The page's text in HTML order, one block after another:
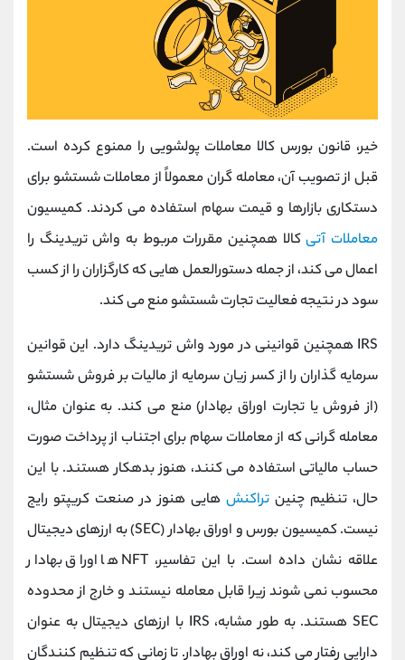
خیر، قانون بورس کالا معاملات پولشویی را ممنوع کرده است.
قبل از تصویب آن، معامله گران معمولاً از معاملات شستشو برای
دستکاری بازارها و قیمت سهام استفاده می کردند. کمیسیون
معاملات آتیکالا همچنین مقررات مربوط به واش تریدینگ را
اعمال می کند، از جمله دستورالعمل هایی که کارگزاران را از کسب
سود در نتیجه فعالیت تجارت شستشو منع می کند.
IRS همچنین قوانینی در مورد واش تریدینگ دارد. این قوانین
سرمایه گذاران را از کسر زیان سرمایه از مالیات بر فروش شستشو
(از فروش یا تجارت اوراق بهادار) منع می کند. به عنوان مثال،
معامله گرانی که از معاملات سهام برای اجتناب از پرداخت صورت
حساب مالیاتی استفاده می کنند، هنوز بدهکار هستند. با این
حال، تنظیم چنین تراکنش‌ هایی هنوز در صنعت کریپتو رایج
نیست. کمیسیون بورس و اوراق بهادار (SEC) به ارزهای دیجیتال
علاقه نشان داده است. با این تفاسیر، NFT ها اوراق بهادار
محسوب نمی شوند زیرا قابل معامله نیستند و خارج از محدوده
SEC هستند. به طور مشابه، IRS با ارزهای دیجیتال به عنوان
دارایی رفتار می کند، نه اوراق بهادار. تا زمانی که تنظیم کنندگان